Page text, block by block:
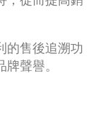
的售後追溯功
聲譽。